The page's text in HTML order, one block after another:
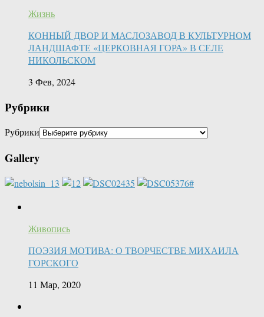
Жизнь
КОННЫЙ ДВОР И МАСЛОЗАВОД В КУЛЬТУРНОМ
ЛАНДШАФТЕ «ЦЕРКОВНАЯ ГОРА» В СЕЛЕ
НИКОЛЬСКОМ
3 Фев, 2024
Рубрики
Рубрики
Gallery
Живопись
ПОЭЗИЯ МОТИВА: О ТВОРЧЕСТВЕ МИХАИЛА
ГОРСКОГО
11 Мар, 2020